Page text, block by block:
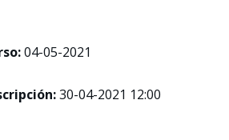
04-05-2021
30-04-2021 12:00